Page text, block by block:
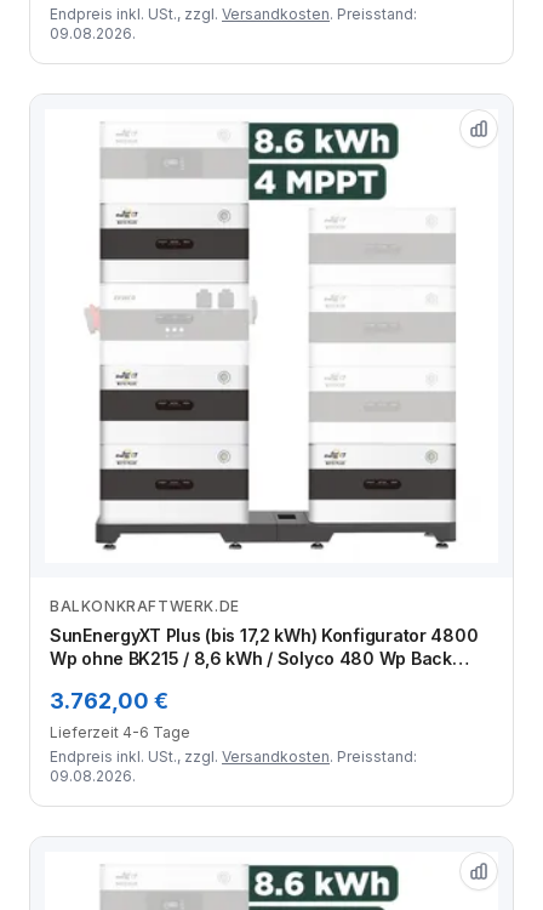
Endpreis inkl. USt., zzgl. Versandkosten. Preisstand:
09.08.2026.
Zum Angebot
BALKONKRAFTWERK.DE
SunEnergyXT Plus (bis 17,2 kWh) Konfigurator 4800
Wp ohne BK215 / 8,6 kWh / Solyco 480 Wp Back
3.762,00 €
Lieferzeit 4-6 Tage
Endpreis inkl. USt., zzgl. Versandkosten. Preisstand:
09.08.2026.